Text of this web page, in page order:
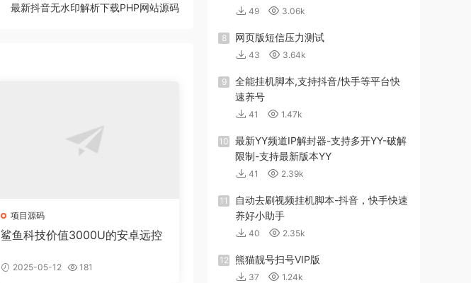
最新抖音无水印解析下载PHP网站源码
项目源码
鲨鱼科技价值3000U的安卓远控
2025-05-12 181
49 3.06k
8 网页版短信压力测试
43 3.64k
9
全能挂机脚本,支持抖音/快手等平台快
速养号
41 1.47k
10
最新YY频道IP解封器-支持多开YY-破解
限制-支持最新版本YY
41 2.39k
11
自动去刷视频挂机脚本-抖音，快手快速
养好小助手
40 2.35k
12 熊猫靓号扫号VIP版
37 1.24k